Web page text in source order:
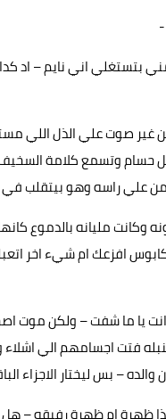
اني نايم – اد
صوت علي الذل اللي
حسام وتسمع كلامة
من علي راسه وهو بيتقلب في
مليانه بالدموع
يا ما شفت – ولكن موت
فتت اجسامهم الي اشلاء
– بس ليختار الاجزاء